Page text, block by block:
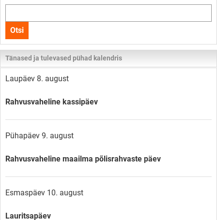
kogu
lehelt
Otsi
Tänased ja tulevased pühad kalendris
Laupäev 8. august
Rahvusvaheline kassipäev
Pühapäev 9. august
Rahvusvaheline maailma põlisrahvaste päev
Esmaspäev 10. august
Lauritsapäev